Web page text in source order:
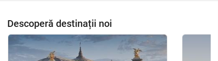
Descoperă destinații noi